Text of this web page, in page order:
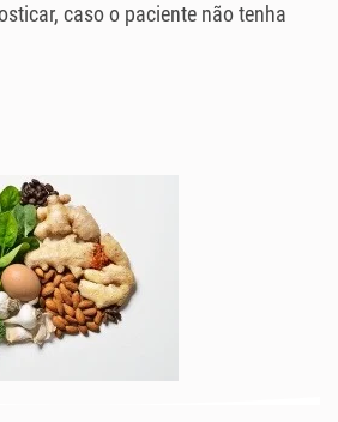
caso o paciente não tenha